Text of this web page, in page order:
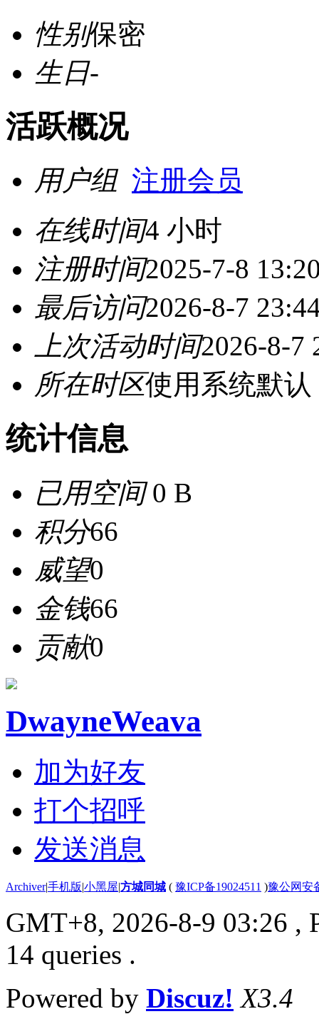
性别保密
生日-
活跃概况
用户组 注册会员
在线时间4 小时
注册时间2025-7-8
最后访问2026-8-7
上次活动时间2026-8-7
所在时区使用系统默认
统计信息
已用空间0 B
积分66
威望0
金钱66
贡献0
DwayneWeava
加为好友
打个招呼
发送消息
Archiver|手机版|小黑屋|方城同城 ( 豫ICP备19024511 )豫公网安
GMT+8, 2026-8-9 03:26 ,
14 queries .
Powered by Discuz! X3.4